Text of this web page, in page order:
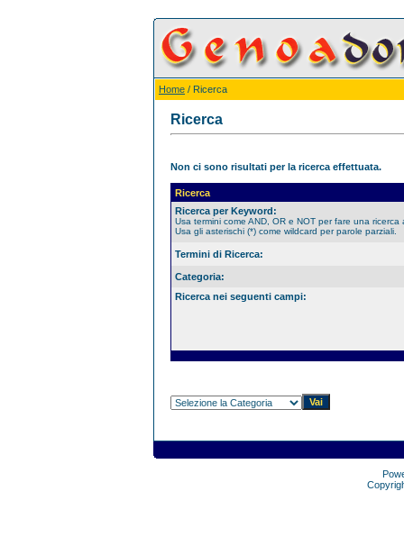
Home / Ricerca
Ricerca
Non ci sono risultati per la ricerca effettuata.
Ricerca
Ricerca per Keyword:
Usa termini come AND, OR e NOT per fare una ricerca
Usa gli asterischi (*) come wildcard per parole parziali.
Termini di Ricerca:
Categoria:
Ricerca nei seguenti campi: